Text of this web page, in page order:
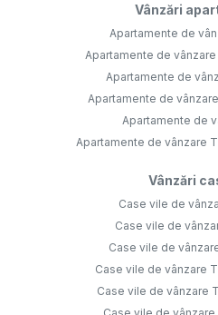
Vânzări
Apartamente de
Apartamente de
Apartamente de
Apartamente de
Apartamente de
Apartamente de vânzare
Vânzări
Case vile de
Case vile de
Case vile de
Case vile de vânzare
Case vile de vânzare